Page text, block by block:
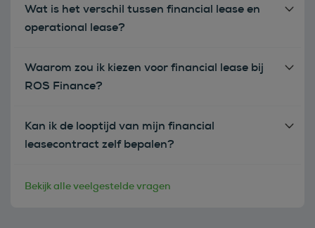
Wat is het verschil tussen financial lease en
operational lease?
Waarom zou ik kiezen voor financial lease bij
ROS Finance?
Kan ik de looptijd van mijn financial
leasecontract zelf bepalen?
Bekijk alle veelgestelde vragen